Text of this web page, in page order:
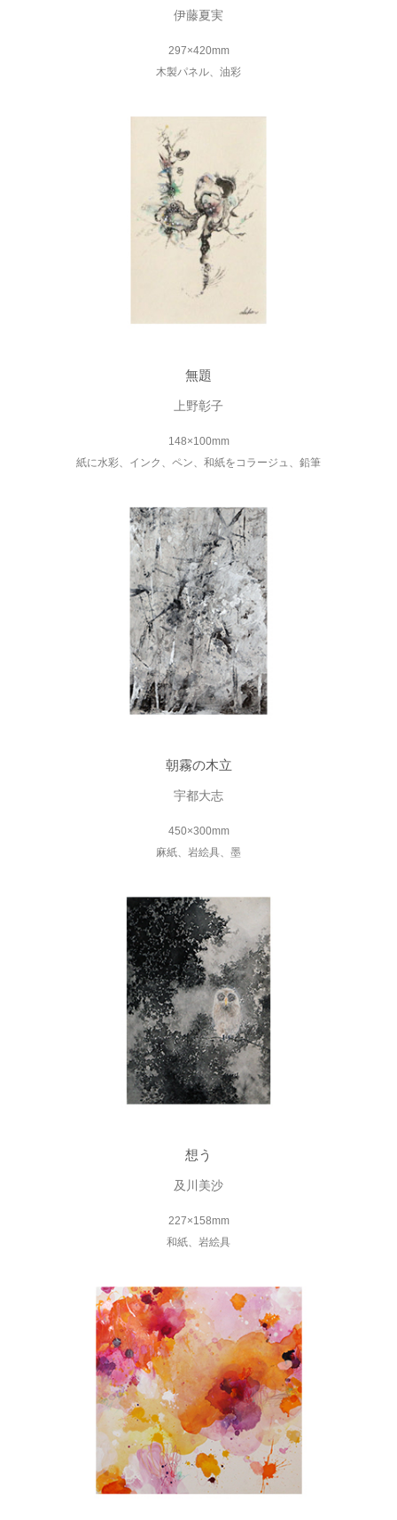
伊藤夏実
297×420mm
木製パネル、油彩
無題
上野彰子
148×100mm
紙に水彩、インク、ペン、和紙をコラージュ、鉛筆
朝霧の木立
宇都大志
450×300mm
麻紙、岩絵具、墨
想う
及川美沙
227×158mm
和紙、岩絵具